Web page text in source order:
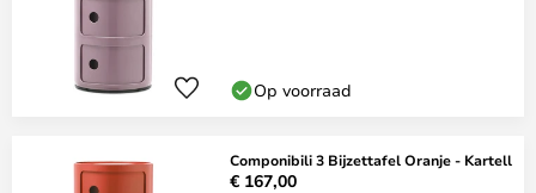
Op voorraad
Componibili 3 Bijzettafel Oranje - Kartell
€ 167,00